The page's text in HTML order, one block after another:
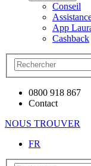
Conseil
App
Cashback
0800 918 867
Contact
NOUS TROUVER
FR